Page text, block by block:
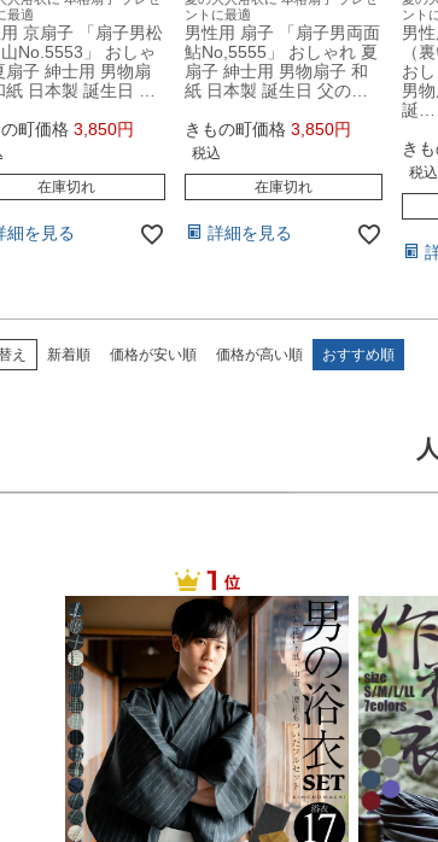
最適
京扇子 「扇子男松
No.5553」 おしゃ
扇子 紳士用 男物扇
紙 日本製 誕生日 …
町価格 3,850
在庫切れ
細を見る
ントに最適
男性用 扇子 「扇子男両面
鮎No,5555」 おしゃれ 夏
扇子 紳士用 男物扇子 和
紙 日本製 誕生日 父の…
きもの町価格 3,850
税込
在庫切れ
詳細を見る
ント
男
（
お
男
誕…
き
税込
え 新着順 価格が安い順 価格が高い順 おすすめ順